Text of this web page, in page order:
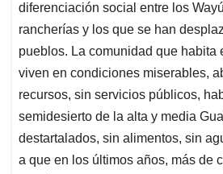
diferenciación social entre los
rancherías y los que se han
pueblos. La comunidad que habita
viven en condiciones miserables,
recursos, sin servicios públicos,
semidesierto de la alta y media
destartalados, sin alimentos, sin
a que en los últimos años, más de